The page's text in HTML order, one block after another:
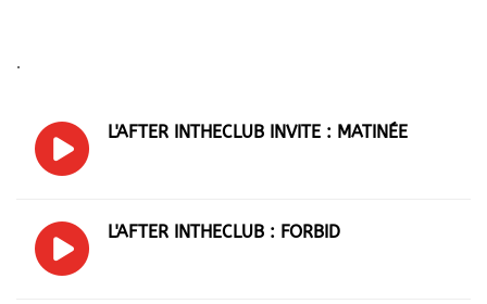
.
L'AFTER INTHECLUB INVITE : MATINÉE
L'AFTER INTHECLUB : FORBID